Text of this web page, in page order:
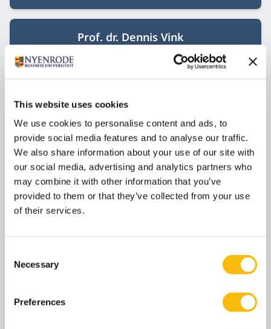
This website uses cookies
We use cookies to personalise content and ads, to
provide social media features and to analyse our traffic.
We also share information about your use of our site with
our social media, advertising and analytics partners who
may combine it with other information that you’ve
provided to them or that they’ve collected from your use
of their services.
Selection
Necessary
Preferences
Prof. dr. Dennis Vink
Dennis Vink is hoogleraar Finance & Investment. Hij
helpt deelnemers inzicht te krijgen in de relevantie
hij leert hen om te gaan met complexe financiële
businesscases.
Prof. dr. Lidewey van der Sluis
Functietitel
Hoogleraar
Lidewey van der Sluis is hoogleraar Organisatorisch
Leiderschap en Strategisch Talent Management.
Als denker en adviseur slaat ze een brug tussen
theorie en praktijk. Daarbij staat de toekomst van
Prof. dr. Robert Jan Blomme